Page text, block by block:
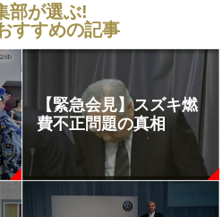
部が選ぶ!
すすめの記事
【緊急会見】スズキ燃
費不正問題の真相